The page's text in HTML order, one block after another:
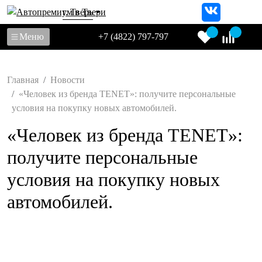
г. Тверь
Меню +7 (4822) 797-797
Главная
Новости
«Человек из бренда TENET»: получите персональные
условия на покупку новых автомобилей.
«Человек из бренда TENET»:
получите персональные
условия на покупку новых
автомобилей.